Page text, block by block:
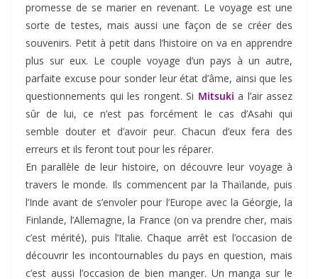
promesse de se marier en revenant. Le voyage est une
sorte de testes, mais aussi une façon de se créer des
souvenirs. Petit à petit dans l’histoire on va en apprendre
plus sur eux. Le couple voyage d’un pays à un autre,
parfaite excuse pour sonder leur état d’âme, ainsi que les
questionnements qui les rongent. Si Mitsuki a l’air assez
sûr de lui, ce n’est pas forcément le cas d’Asahi qui
semble douter et d’avoir peur. Chacun d’eux fera des
erreurs et ils feront tout pour les réparer.
En parallèle de leur histoire, on découvre leur voyage à
travers le monde. Ils commencent par la Thaïlande, puis
l’Inde avant de s’envoler pour l’Europe avec la Géorgie, la
Finlande, l’Allemagne, la France (on va prendre cher, mais
c’est mérité), puis l’Italie. Chaque arrêt est l’occasion de
découvrir les incontournables du pays en question, mais
c’est aussi l’occasion de bien manger. Un manga sur le